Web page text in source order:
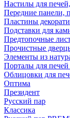
Настилы для
Передние панели,
Пластины
Подставки для
Предтопочные
Прочистные
Элементы из
Порталы для
Облицовки для
Оптима
Президент
Русский пар
Классика